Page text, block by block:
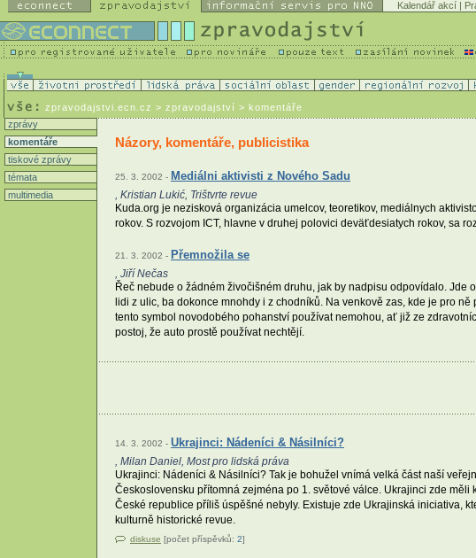
Kalendář akcí |
zpravodajstvi.ecn.cz > zpravodajství > komentáře
zprávy
komentáře
tiskové zprávy
témata
multimedia
Názory, komentáře, publicistika
25. 3. 2002 - Mediálni aktivisti z Nového Sadu
, Kristian Lukić, Trištvrte revue
Kuda.org je nezisková organizácia umelcov, teoretikov, mediálnych
rokov. S rozvojom ICT, hlavne v druhej polovici deväťdesiatych rokov, sa
21. 3. 2002 - Přemnožila se
, Jiří Nečas
Řeč nebude o žádném živočišném druhu, jak by nadpisu odpovídalo. Jde
lidi z ulic, ba dokonce mnohdy i z chodníků. Na venkově zas, kde je pro
tento symbol novodobého pohanství používat nemohou, ať již ze
postoj, že auto prostě používat nechtějí.
14. 3. 2002 - Ukrajinci: Nádeníci & Násilníci?
, Milan Daniel, Most pro lidská práva
Ukrajinci: Nádeníci & Násilníci? Tak je bohužel vnímá velká část naší
Československu přítomná zejména po 1. světové válce. Ukrajinci zde
České republice příliš úspěšné nebyly. Existuje zde Ukrajinská iniciativa,
kulturně historické revue.
diskuse [počet příspěvků: 2]